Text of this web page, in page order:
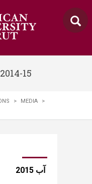
15
> MEDIA
>
​​​​​ ​آب 2015